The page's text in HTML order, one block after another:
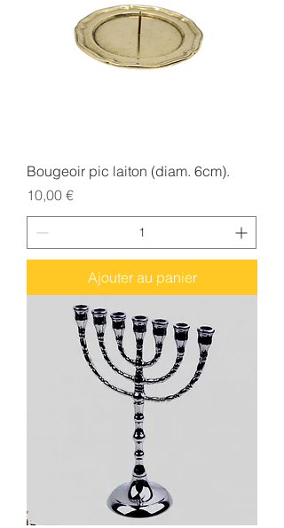
Bougeoir pic laiton (diam. 6cm).
Prix
10,00 €
Ajouter au panier